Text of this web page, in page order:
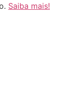
Saiba mais!